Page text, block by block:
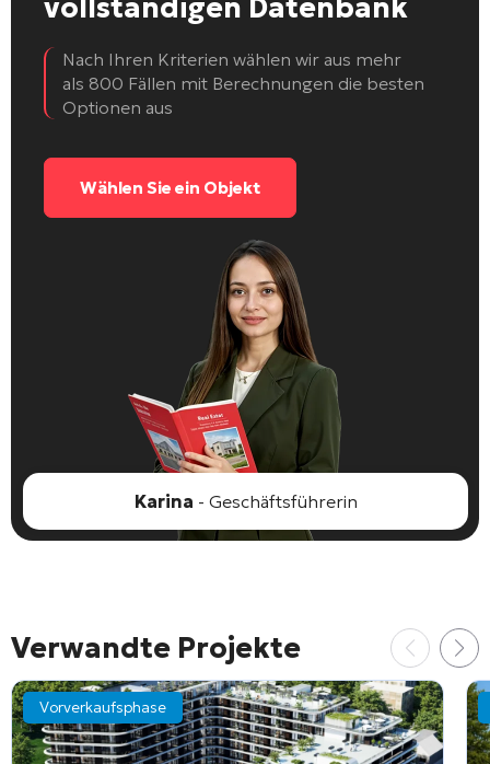
vollständigen Datenbank
Nach Ihren Kriterien wählen wir aus mehr
als 800 Fällen mit Berechnungen die besten
Optionen aus
Wählen Sie ein Objekt
Karina - Geschäftsführerin
Verwandte Projekte
Vorverkaufsphase